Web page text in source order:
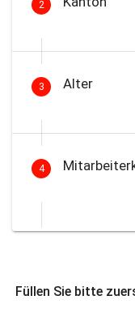
2
3 Alter
4
Füllen Sie bitte